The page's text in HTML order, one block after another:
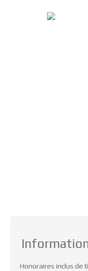
Honoraires inclus de